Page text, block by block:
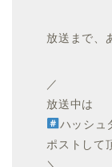
放送まで、
／
放送中は
ハッシュ
ポストして
＼